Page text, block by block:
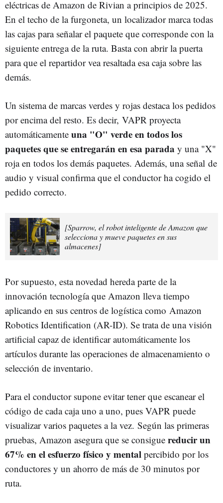
eléctricas de Amazon de Rivian a principios de 2025.
En el techo de la furgoneta, un localizador marca todas
las cajas para señalar el paquete que corresponde con la
siguiente entrega de la ruta. Basta con abrir la puerta
para que el repartidor vea resaltada esa caja sobre las
demás.
Un sistema de marcas verdes y rojas destaca los pedidos
por encima del resto. Es decir, VAPR proyecta
automáticamente una "O" verde en todos los
paquetes que se entregarán en esa parada y una "X"
roja en todos los demás paquetes. Además, una señal de
audio y visual confirma que el conductor ha cogido el
pedido correcto.
[Sparrow, el robot inteligente de Amazon que
selecciona y mueve paquetes en sus
almacenes]
Por supuesto, esta novedad hereda parte de la
innovación tecnología que Amazon lleva tiempo
aplicando en sus centros de logística como Amazon
Robotics Identification (AR-ID). Se trata de una visión
artificial capaz de identificar automáticamente los
artículos durante las operaciones de almacenamiento o
selección de inventario.
Para el conductor supone evitar tener que escanear el
código de cada caja uno a uno, pues VAPR puede
visualizar varios paquetes a la vez. Según las primeras
pruebas, Amazon asegura que se consigue reducir un
67% en el esfuerzo físico y mental percibido por los
conductores y un ahorro de más de 30 minutos por
ruta.